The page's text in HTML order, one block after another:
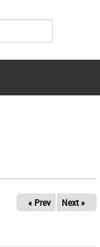
« Prev Next »